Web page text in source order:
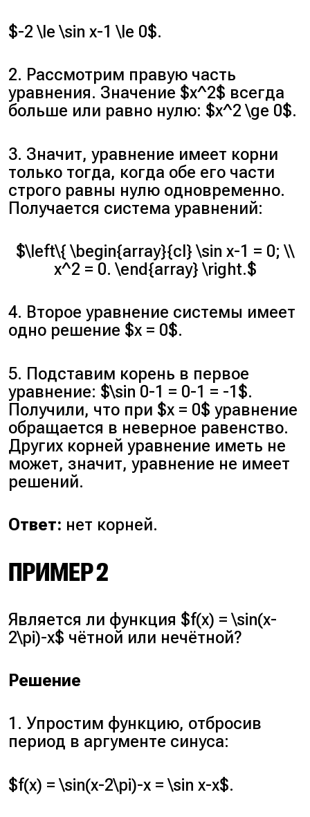
$-2 \le \sin x-1 \le 0$.
2. Рассмотрим правую часть
уравнения. Значение $x^2$ всегда
больше или равно нулю: $x^2 \ge 0$.
3. Значит, уравнение имеет корни
только тогда, когда обе его части
строго равны нулю одновременно.
Получается система уравнений:
$\left\{ \begin{array}{cl} \sin x-1 = 0; \\
x^2 = 0. \end{array} \right.$
4. Второе уравнение системы имеет
одно решение $x = 0$.
5. Подставим корень в первое
уравнение: $\sin 0-1 = 0-1 = -1$.
Получили, что при $x = 0$ уравнение
обращается в неверное равенство.
Других корней уравнение иметь не
может, значит, уравнение не имеет
решений.
Ответ: нет корней.
ПРИМЕР 2
Является ли функция $f(x) = \sin(x-
2\pi)-x$ чётной или нечётной?
Решение
1. Упростим функцию, отбросив
период в аргументе синуса:
$f(x) = \sin(x-2\pi)-x = \sin x-x$.